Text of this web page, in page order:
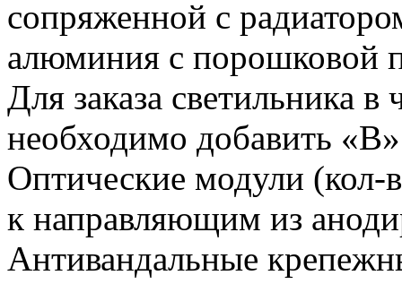
сопряженной с
алюминия с порошковой
Для заказа светильника
необходимо добавить
Оптические модули (кол-
к направляющим из
Антивандальные